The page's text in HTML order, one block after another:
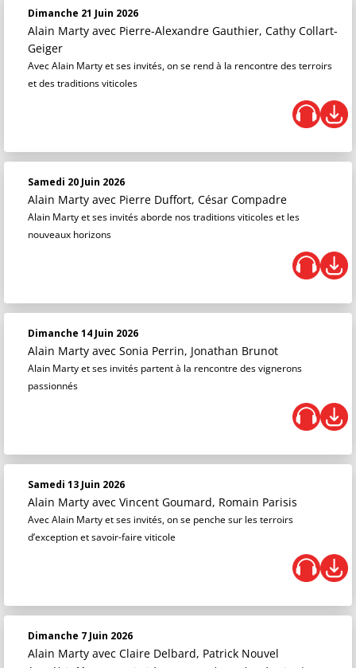
Dimanche 21 Juin 2026
Alain Marty avec Pierre-Alexandre Gauthier, Cathy Collart-
Geiger
Avec Alain Marty et ses invités, on se rend à la rencontre des terroirs
et des traditions viticoles
Samedi 20 Juin 2026
Alain Marty avec Pierre Duffort, César Compadre
Alain Marty et ses invités aborde nos traditions viticoles et les
nouveaux horizons
Dimanche 14 Juin 2026
Alain Marty avec Sonia Perrin, Jonathan Brunot
Alain Marty et ses invités partent à la rencontre des vignerons
passionnés
Samedi 13 Juin 2026
Alain Marty avec Vincent Goumard, Romain Parisis
Avec Alain Marty et ses invités, on se penche sur les terroirs
d’exception et savoir-faire viticole
Dimanche 7 Juin 2026
Alain Marty avec Claire Delbard, Patrick Nouvel